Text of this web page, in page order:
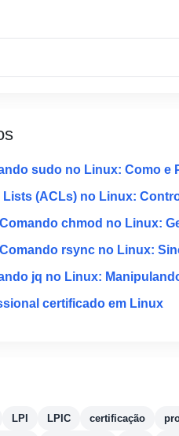
sudo no Linux: Como e
(ACLs) no Linux:
chmod no Linux:
rsync no Linux:
jq no Linux:
certificado em Linux
LPI LPIC certificação